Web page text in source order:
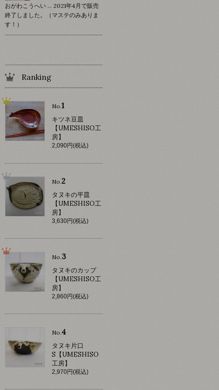
おがわこうへい … 2021年4月で販売
終了しました。（マステのみありま
す！）
Ranking
No.1
キツネ豆皿
【UMESHISO工
房】
2,090円(税込)
No.2
タヌキの平皿
【UMESHISO工
房】
3,630円(税込)
No.3
タヌキのカップ
【UMESHISO工
房】
2,860円(税込)
No.4
タヌキ片口
S【UMESHISO
工房】
2,970円(税込)